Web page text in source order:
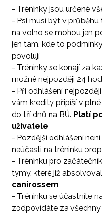
- Tréninky jsou určené
- Psi musí být v průběhu
na volno se mohou jen
jen tam, kde to
povolují
- Tréninky se konají za
možné nejpozději 24
- Při odhlášení
vám kredity připíší v
do tří dnů na BÚ. Platí
uživatele
- Pozdější odhlášení
neúčasti na tréninku
- Tréninku pro
týmy, které již
canirossem
- Tréninku se účastníte
zodpovídáte za